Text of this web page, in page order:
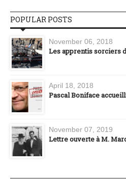
POPULAR POSTS
November 06, 2018
Les apprentis sorciers
April 18, 2018
Pascal Boniface
November 07, 2019
Lettre ouverte à M.